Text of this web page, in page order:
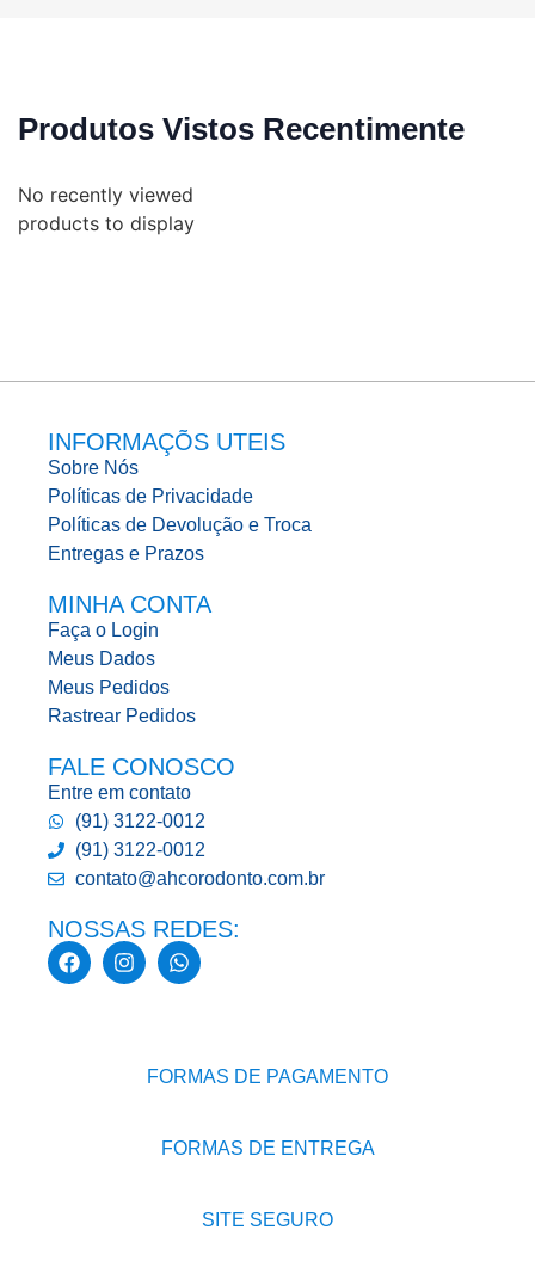
Produtos Vistos Recentimente
No recently viewed
products to display
INFORMAÇÕS UTEIS
Sobre Nós
Políticas de Privacidade
Políticas de Devolução e Troca
Entregas e Prazos
MINHA CONTA
Faça o Login
Meus Dados
Meus Pedidos
Rastrear Pedidos
FALE CONOSCO
Entre em contato
(91) 3122-0012
(91) 3122-0012
contato@ahcorodonto.com.br
NOSSAS REDES:
FORMAS DE PAGAMENTO
FORMAS DE ENTREGA
SITE SEGURO